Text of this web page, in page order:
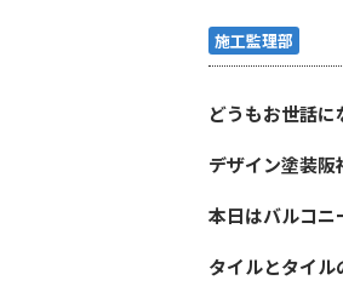
施工監理部
どうもお世話に
デザイン塗装
本日はバルコニ
タイルとタイ